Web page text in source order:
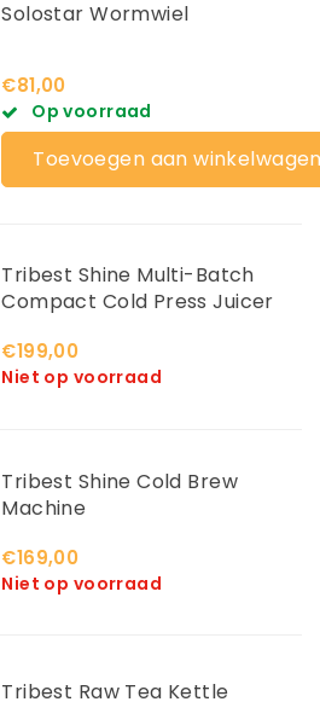
Solostar Wormwiel
€81,00
Op voorraad
Toevoegen aan
Tribest Shine Multi-Batch
Compact Cold Press Juicer
€199,00
Niet op voorraad
Tribest Shine Cold Brew
Machine
€169,00
Niet op voorraad
Tribest Raw Tea Kettle